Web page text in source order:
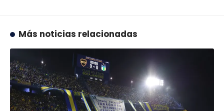
Más noticias relacionadas